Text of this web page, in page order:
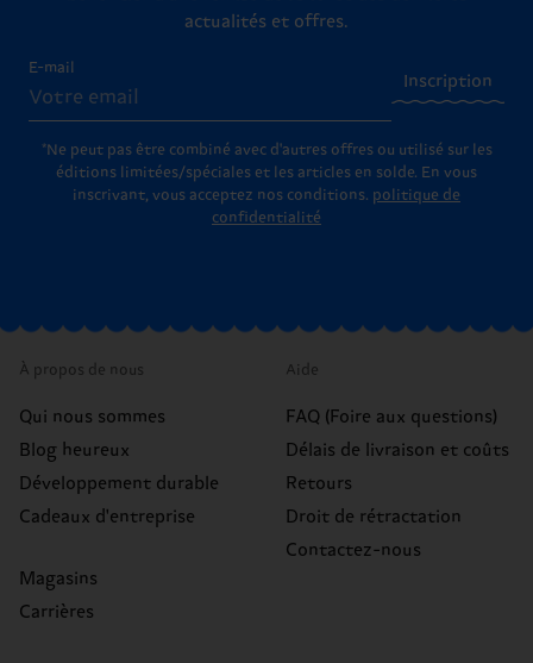
actualités et offres.
E-mail
Inscription
*Ne peut pas être combiné avec d'autres offres ou utilisé sur les
éditions limitées/spéciales et les articles en solde. En vous
inscrivant, vous acceptez nos conditions. politique de
confidentialité
À propos de nous
Qui nous sommes
Blog heureux
Développement durable
Cadeaux d'entreprise
Magasins
Carrières
Aide
FAQ (Foire aux questions)
Délais de livraison et coûts
Retours
Droit de rétractation
Contactez-nous